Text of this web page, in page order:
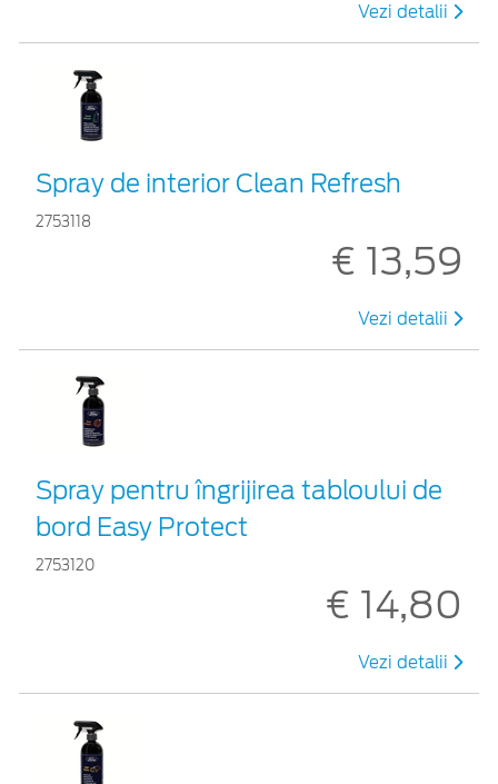
Vezi detalii
Spray de interior Clean Refresh
2753118
€ 13,59
Vezi detalii
Spray pentru îngrijirea tabloului de
bord Easy Protect
2753120
€ 14,80
Vezi detalii